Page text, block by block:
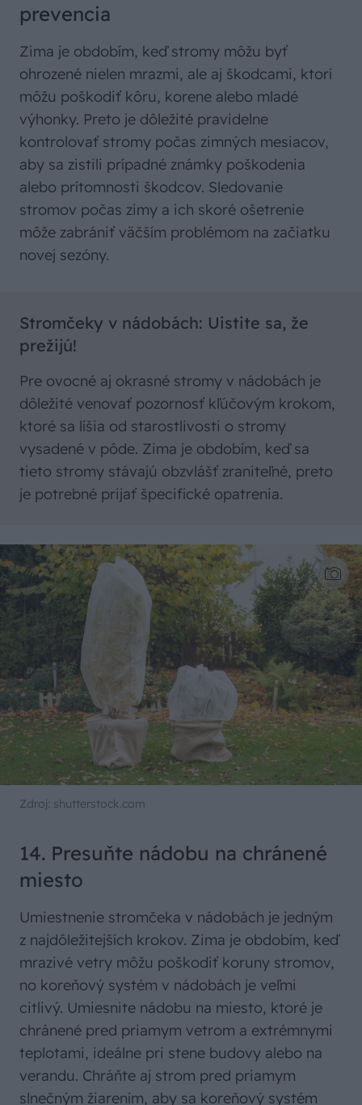
prevencia
Zima je obdobím, keď stromy môžu byť
ohrozené nielen mrazmi, ale aj škodcami, ktorí
môžu poškodiť kôru, korene alebo mladé
výhonky. Preto je dôležité pravidelne
kontrolovať stromy počas zimných mesiacov,
aby sa zistili prípadné známky poškodenia
alebo prítomnosti škodcov. Sledovanie
stromov počas zimy a ich skoré ošetrenie
môže zabrániť väčším problémom na začiatku
novej sezóny.
Stromčeky v nádobách: Uistite sa, že
prežijú!
Pre ovocné aj okrasné stromy v nádobách je
dôležité venovať pozornosť kľúčovým krokom,
ktoré sa líšia od starostlivosti o stromy
vysadené v pôde. Zima je obdobím, keď sa
tieto stromy stávajú obzvlášť zraniteľné, preto
je potrebné prijať špecifické opatrenia.
Zdroj: shutterstock.com
14. Presuňte nádobu na chránené
miesto
Umiestnenie stromčeka v nádobách je jedným
z najdôležitejších krokov. Zima je obdobím, keď
mrazivé vetry môžu poškodiť koruny stromov,
no koreňový systém v nádobách je veľmi
citlivý. Umiesnite nádobu na miesto, ktoré je
chránené pred priamym vetrom a extrémnymi
teplotami, ideálne pri stene budovy alebo na
verandu. Chráňte aj strom pred priamym
slnečným žiarením, aby sa koreňový systém